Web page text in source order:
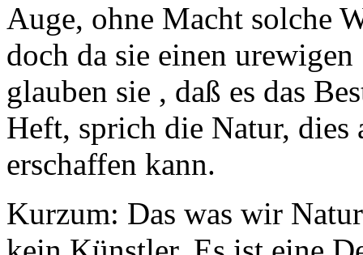
Auge, ohne Macht solche
doch da sie einen
glauben sie , daß es das
Heft, sprich die Natur, dies
erschaffen kann.
Kurzum: Das was wir